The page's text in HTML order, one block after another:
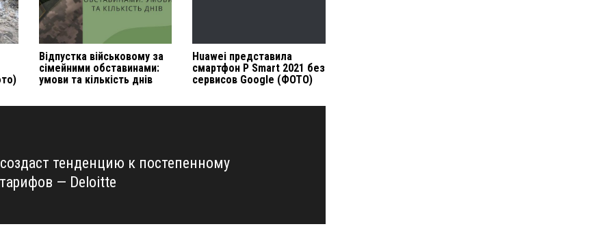
Відпустка військовому за
сімейними обставинами:
умови та кількість днів
Huawei представила
смартфон P Smart 2021 без
сервисов Google (ФОТО)
тенденцию к постепенному
— Deloitte